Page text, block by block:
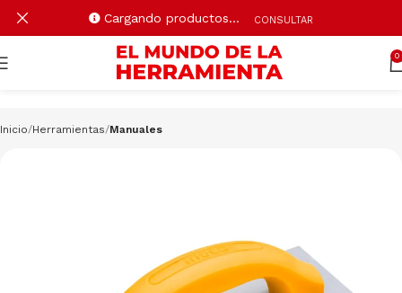
0
Inicio Herramientas Manuales
Cargando productos… CONSULTAR